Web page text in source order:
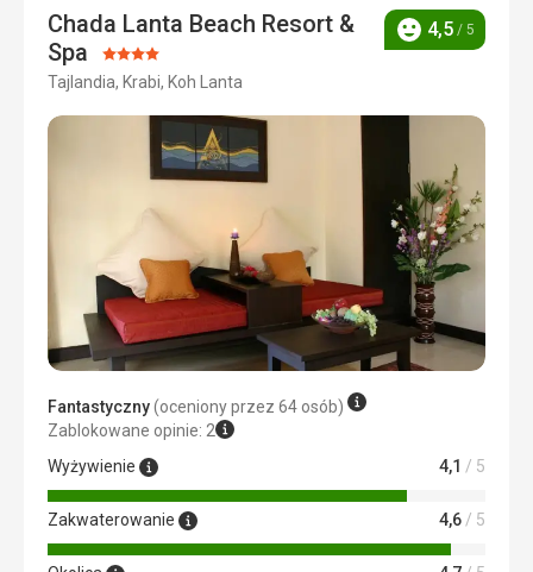
Chada Lanta Beach Resort &
Spa Ocena:
4/5
Tajlandia, Krabi, Koh Lanta
Ocena
4,5 / 5
Fantastyczny(oceniony przez 64 osób)
Zablokowane opinie: 2
Wyżywienie
4,1 / 5
Zakwaterowanie 4,6 / 5